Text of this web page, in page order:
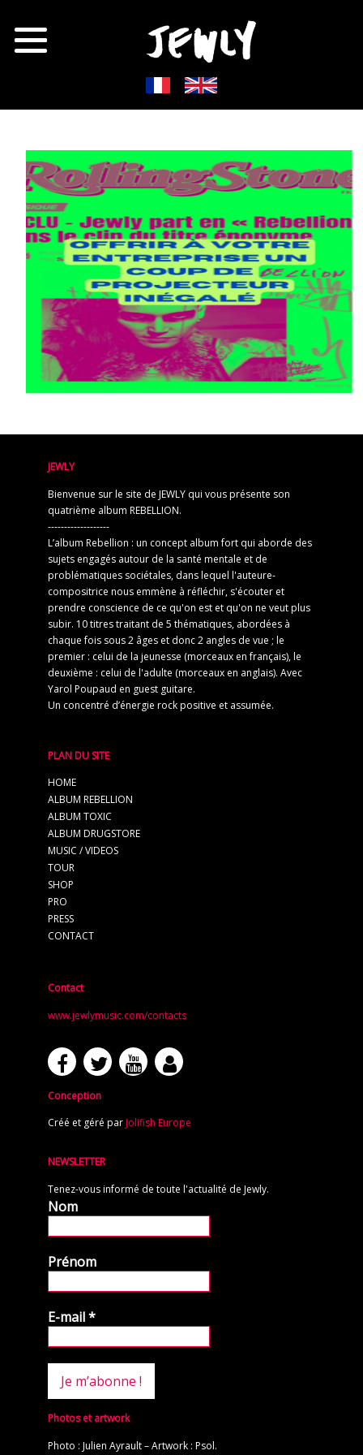
JEWLY
Bienvenue sur le site de JEWLY qui vous présente son
quatrième album REBELLION.
-------------------
L’album Rebellion : un concept album fort qui aborde des
sujets engagés autour de la santé mentale et de
problématiques sociétales, dans lequel l'auteure-
compositrice nous emmène à réfléchir, s'écouter et
prendre conscience de ce qu'on est et qu'on ne veut plus
subir. 10 titres traitant de 5 thématiques, abordées à
chaque fois sous 2 âges et donc 2 angles de vue ; le
premier : celui de la jeunesse (morceaux en français), le
deuxième : celui de l'adulte (morceaux en anglais). Avec
Yarol Poupaud en guest guitare.
Un concentré d’énergie rock positive et assumée.
PLAN DU SITE
HOME
ALBUM REBELLION
ALBUM TOXIC
ALBUM DRUGSTORE
MUSIC / VIDEOS
TOUR
SHOP
PRO
PRESS
CONTACT
Contact
www.jewlymusic.com/contacts
Conception
Créé et géré par Jolifish Europe
NEWSLETTER
Tenez-vous informé de toute l'actualité de Jewly.
Nom
Prénom
E-mail*
Photos et artwork
Photo : Julien Ayrault – Artwork : Psol.